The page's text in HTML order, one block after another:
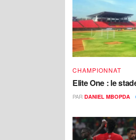
CHAMPIONNAT
Elite One : le
PAR DANIEL MBOPDA